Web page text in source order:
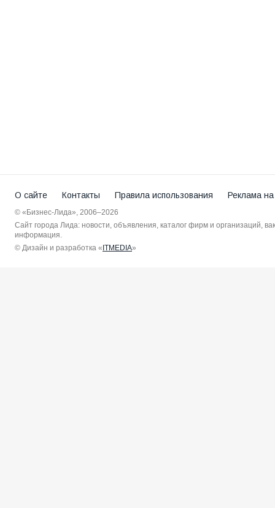
О сайте Контакты Правила использования Реклама
© «Бизнес-Лида», 2006–2026
Сайт города Лида: новости, объявления, каталог фирм и организаций,
информация.
© Дизайн и разработка « ITMEDIA»